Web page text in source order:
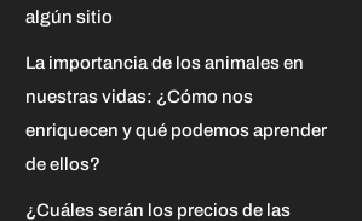
algún sitio
La importancia de los animales en
nuestras vidas: ¿Cómo nos
enriquecen y qué podemos aprender
de ellos?
¿Cuáles serán los precios de las